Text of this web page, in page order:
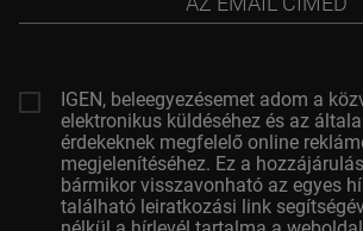
címed
IGEN, beleegyezésemet adom a
elektronikus küldéséhez és az
érdekeknek megfelelő online
megjelenítéséhez. Ez a
bármikor visszavonható az egyes
található leiratkozási link